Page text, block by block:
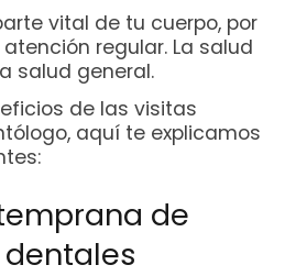
vital de tu cuerpo, por
regular. La salud
salud general.
de las visitas
aquí te explicamos
de